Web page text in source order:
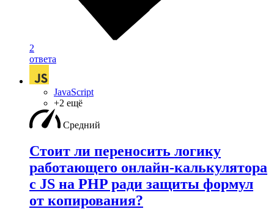
2
ответа
JavaScript
+2 ещё
Средний
Стоит ли переносить логику
работающего онлайн-калькулятора
с JS на PHP ради защиты формул
от копирования?